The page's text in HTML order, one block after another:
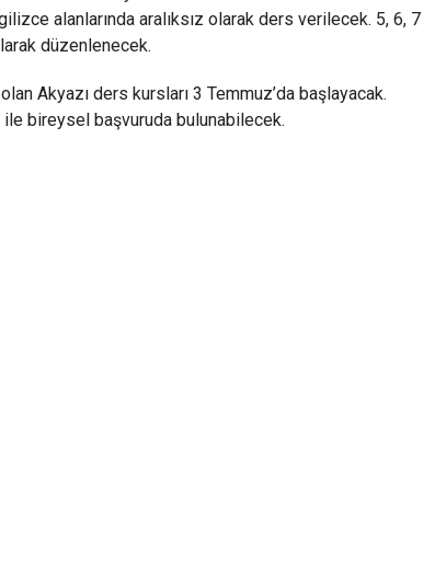
alanlarında aralıksız olarak ders verilecek. 5, 6, 7
düzenlenecek.
Akyazı ders kursları 3 Temmuz’da başlayacak.
bireysel başvuruda bulunabilecek.